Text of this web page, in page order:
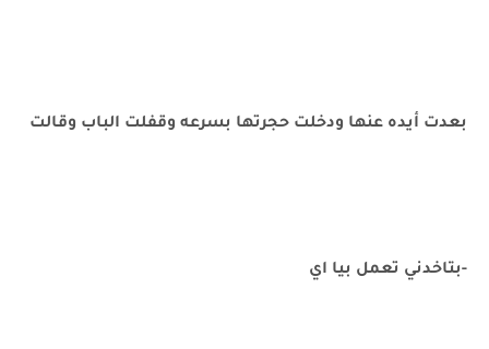
بعدت أيده عنها ودخلت حجرتها بسرعه وقفلت الباب وقالت
-بتاخدني تعمل بيا اي